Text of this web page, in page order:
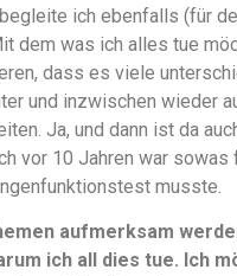
ich ebenfalls (für
dem was ich alles tue
dass es viele
und inzwischen wieder
Ja, und dann ist da
10 Jahren war sowas
musste.
aufmerksam
ich all dies tue. Ich